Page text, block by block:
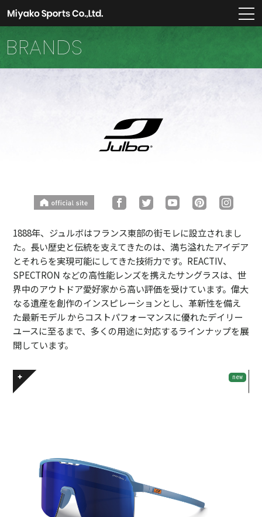
BRANDS
1888年、ジュルボはフランス東部の街モレに設立されまし
た。長い歴史と伝統を支えてきたのは、満ち溢れたアイデア
とそれらを実現可能にしてきた技術力です。REACTIV、
SPECTRON などの高性能レンズを携えたサングラスは、世
界中のアウトドア愛好家から高い評価を受けています。偉大
なる遺産を創作のインスピレーションとし、革新性を備え
た最新モデル からコストパフォーマンスに優れたデイリー
ユースに至るまで、多くの用途に対応するラインナップを展
開しています。
new